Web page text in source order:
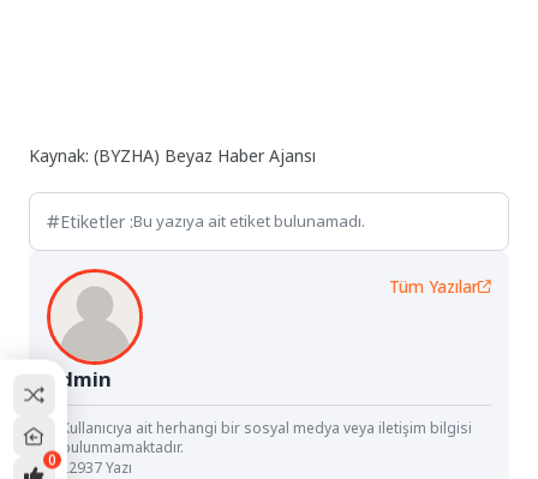
Kaynak: (BYZHA) Beyaz Haber Ajansı
Etiketler :Bu yazıya ait etiket bulunamadı.
Admin
Tüm Yazılar
Kullanıcıya ait herhangi bir sosyal medya veya iletişim bilgisi
bulunmamaktadır.
22937 Yazı
0